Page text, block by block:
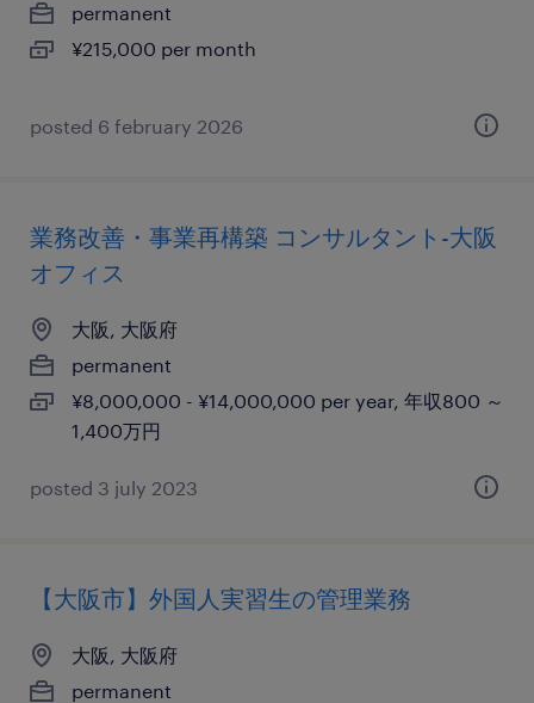
permanent
¥215,000 per month
posted 6 february 2026
業務改善・事業再構築 コンサルタント-大阪
オフィス
大阪, 大阪府
permanent
¥8,000,000 - ¥14,000,000 per year, 年収800 ～
1,400万円
posted 3 july 2023
【大阪市】外国人実習生の管理業務
大阪, 大阪府
permanent